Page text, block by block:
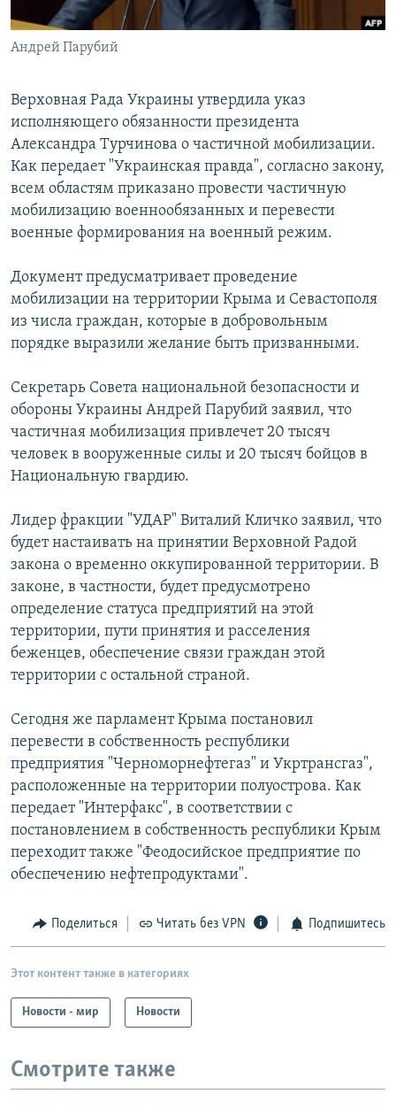
СОЦИАЛЬНЫЕ СЕТИ
Все сайты РСЕ/РС
Андрей Парубий
Верховная Рада Украины утвердила указ
исполняющего обязанности президента
Александра Турчинова о частичной мобилизации.
Как передает "Украинская правда", согласно закону,
всем областям приказано провести частичную
мобилизацию военнообязанных и перевести
военные формирования на военный режим.
Документ предусматривает проведение
мобилизации на территории Крыма и Севастополя
из числа граждан, которые в добровольным
порядке выразили желание быть призванными.
Секретарь Совета национальной безопасности и
обороны Украины Андрей Парубий заявил, что
частичная мобилизация привлечет 20 тысяч
человек в вооруженные силы и 20 тысяч бойцов в
Национальную гвардию.
Лидер фракции "УДАР" Виталий Кличко заявил, что
будет настаивать на принятии Верховной Радой
закона о временно оккупированной территории. В
законе, в частности, будет предусмотрено
определение статуса предприятий на этой
территории, пути принятия и расселения
беженцев, обеспечение связи граждан этой
территории с остальной страной.
Сегодня же парламент Крыма постановил
перевести в собственность республики
предприятия "Черноморнефтегаз" и Укртрансгаз",
расположенные на территории полуострова. Как
передает "Интерфакс", в соответствии с
постановлением в собственность республики Крым
переходит также "Феодосийское предприятие по
обеспечению нефтепродуктами".
Поделиться Читать без VPN Подпишитесь
Этот контент также в категориях
Новости - мир Новости
Смотрите также